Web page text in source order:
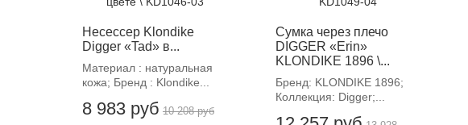
Несессер Klondike
Digger «Tad» в...
Материал : натуральная
кожа; Бренд : Klondike...
8 983 руб 10 208 руб
Сумка через плечо
DIGGER «Erin»
KLONDIKE 1896 \...
Бренд: KLONDIKE 1896;
Коллекция: Digger;...